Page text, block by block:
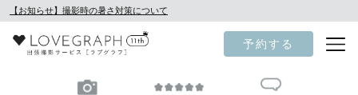
【お知らせ】撮影時の暑さ対策について
予約する